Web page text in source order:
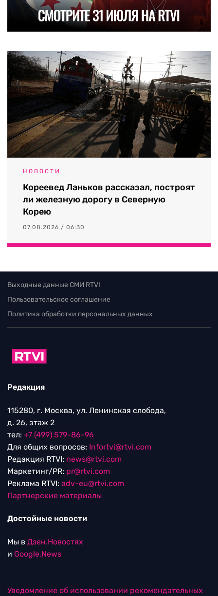
НОВОСТИ
Кореевед Ланьков рассказал, построят
ли железную дорогу в Северную
Корею
07.08.2026 / 06:30
Выходные данные СМИ RTVI
Пользовательское соглашение
Политика обработки персональных данных
Редакция
115280, г. Москва, ул. Ленинская слобода,
д. 26, этаж 2
тел: +7 (499) 579-86-96
Для общих вопросов: Infortvi@rtvi.com
Редакция RTVI: news@rtvi.com
Маркетинг/PR: pr@rtvi.com
Реклама RTVI: adv-eu@rtvi.com
Партнерские материалы
Достойные новости
Мы в Дзен.Новостях
и Google.News
Уведомление об использовании рекомендательных